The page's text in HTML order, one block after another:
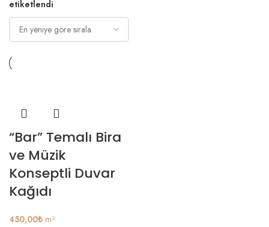
etiketlendi
“Bar” Temalı Bira
ve Müzik
Konseptli Duvar
Kağıdı
450,00₺ m²